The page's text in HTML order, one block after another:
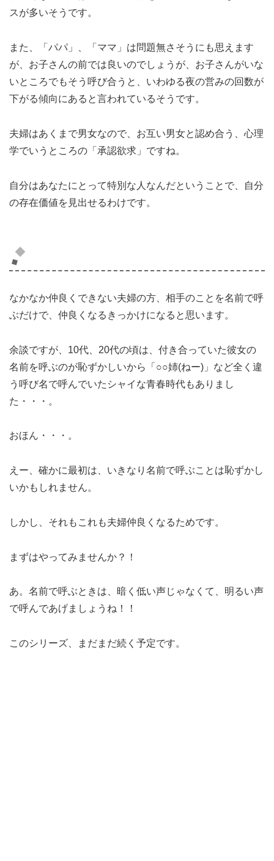
スが多いそうです。
また、「パパ」、「ママ」は問題無さそうにも思えます
が、お子さんの前では良いのでしょうが、お子さんがいな
いところでもそう呼び合うと、いわゆる夜の営みの回数が
下がる傾向にあると言われているそうです。
夫婦はあくまで男女なので、お互い男女と認め合う、心理
学でいうところの「承認欲求」ですね。
自分はあなたにとって特別な人なんだということで、自分
の存在価値を見出せるわけです。
なかなか仲良くできない夫婦の方、相手のことを名前で呼
ぶだけで、仲良くなるきっかけになると思います。
余談ですが、10代、20代の頃は、付き合っていた彼女の
名前を呼ぶのが恥ずかしいから「○○姉(ねー)」など全く違
う呼び名で呼んでいたシャイな青春時代もありまし
た・・・。
おほん・・・。
えー、確かに最初は、いきなり名前で呼ぶことは恥ずかし
いかもしれません。
しかし、それもこれも夫婦仲良くなるためです。
まずはやってみませんか？！
あ。名前で呼ぶときは、暗く低い声じゃなくて、明るい声
で呼んであげましょうね！！
このシリーズ、まだまだ続く予定です。